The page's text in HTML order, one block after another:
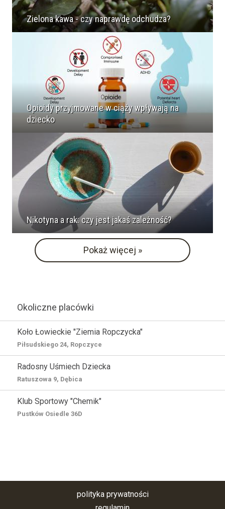
Zielona kawa - czy naprawdę odchudza?
Opioidy przyjmowane w ciąży wpływają na
dziecko
Nikotyna a rak: czy jest jakaś zależność?
Pokaż więcej »
Okoliczne placówki
Koło Łowieckie "Ziemia Ropczycka"
Piłsudskiego 24, Ropczyce
Radosny Uśmiech Dziecka
Ratuszowa 9, Dębica
Klub Sportowy "Chemik"
Pustków Osiedle 36D
polityka prywatności